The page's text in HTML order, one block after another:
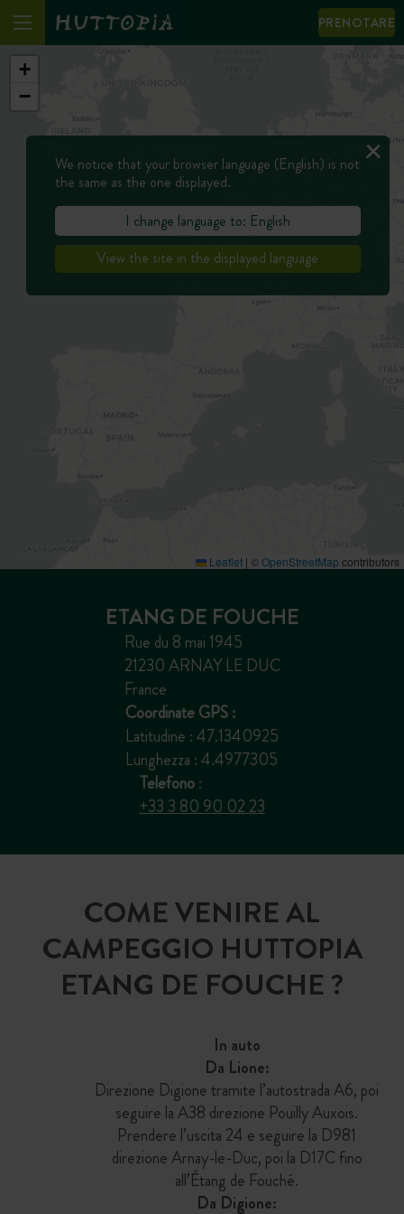
PRENOTARE
+
−
Leaflet | ©OpenStreetMap contributors
ETANG DE FOUCHE
Rue du 8 mai 1945
21230 ARNAY LE DUC
France
Coordinate GPS :
Latitudine : 47.1340925
Lunghezza : 4.4977305
Telefono:
+33 3 80 90 02 23
COME VENIRE AL
CAMPEGGIO HUTTOPIA
ETANG DE FOUCHE ?
In auto
Da Lione:
Direzione Digione tramite l’autostrada A6, poi
seguire la A38 direzione Pouilly Auxois.
Prendere l’uscita 24 e seguire la D981
direzione Arnay-le-Duc, poi la D17C fino
all’Étang de Fouché.
Da Digione:
We notice that your browser language (English) is not
the same as the one displayed.
I change language to: English
View the site in the displayed language